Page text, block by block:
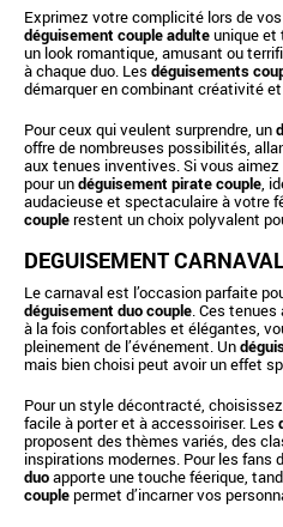
Exprimez votre complicité lors de
déguisement couple adulteunique et
un look romantique, amusant ou
à chaque duo. Les déguisements
démarquer en combinant créativité et
Pour ceux qui veulent surprendre, un
offre de nombreuses possibilités,
aux tenues inventives. Si vous
pour undéguisement pirate couple ,
audacieuse et spectaculaire à votre
couplerestent un choix polyvalent
DEGUISEMENT
Le carnaval est l’occasion parfaite
déguisement duo couple . Ces
à la fois confortables et élégantes,
pleinement de l’événement. Un
mais bien choisi peut avoir un effet
Pour un style décontracté,
facile à porter et à accessoiriser. Les
proposent des thèmes variés, des
inspirations modernes. Pour les fans
duoapporte une touche féerique,
couplepermet d’incarner vos